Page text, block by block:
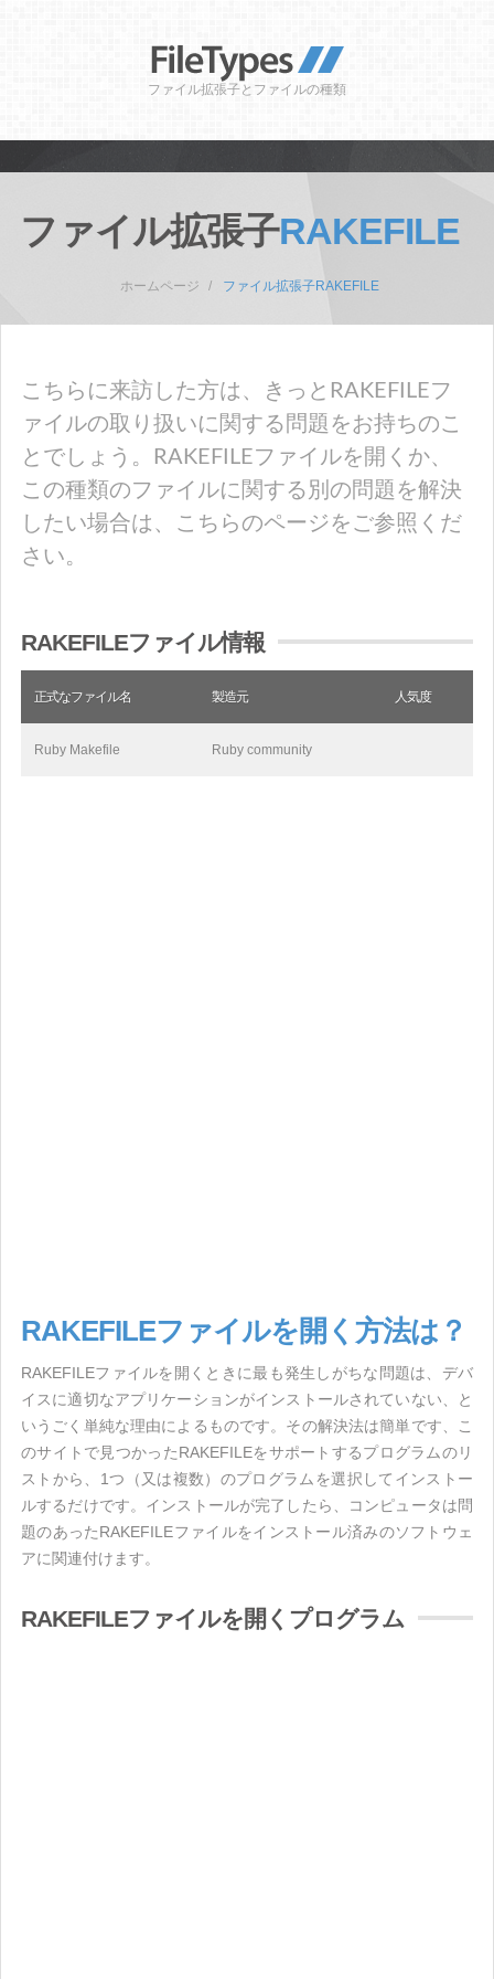
ファイル拡張子とファイルの種類
ファイル拡張子RAKEFILE
ホームページ ファイル拡張子RAKEFILE
こちらに来訪した方は、きっとRAKEFILEフ
ァイルの取り扱いに関する問題をお持ちのこ
とでしょう。RAKEFILEファイルを開くか、
この種類のファイルに関する別の問題を解決
したい場合は、こちらのページをご参照くだ
さい。
RAKEFILEファイル情報
正式なファイル名 製造元 人気度
Ruby Makefile Ruby community
RAKEFILEファイルを開く方法は？
RAKEFILEファイルを開くときに最も発生しがちな問題は、デバ
イスに適切なアプリケーションがインストールされていない、と
いうごく単純な理由によるものです。その解決法は簡単です、こ
のサイトで見つかったRAKEFILEをサポートするプログラムのリ
ストから、1つ（又は複数）のプログラムを選択してインストー
ルするだけです。インストールが完了したら、コンピュータは問
題のあったRAKEFILEファイルをインストール済みのソフトウェ
アに関連付けます。
RAKEFILEファイルを開くプログラム